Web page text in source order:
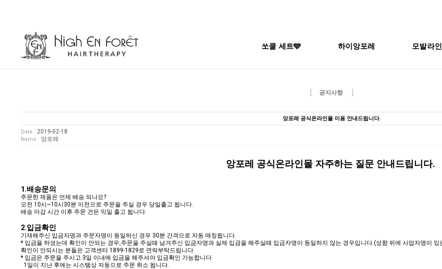
쏘쿨 세트🩵 하이앙포레 모발라인
공지사항
앙포레 공식온라인몰 이용 안내드립니다.
Date : 2019-02-18
Name : 앙포레
앙포레 공식온라인몰 자주하는 질문 안내드립니다.
1.배송문의
주문한 제품은 언제 배송 되나요?
오전 10시~10시30분 이전으로 주문을 주실 경우 당일출고 됩니다.
배송 마감 시간 이후 주문 건은 익일 출고 됩니다.
2.입금확인
기재해주신 입금자명과 주문자명이 동일하신 경우 30분 간격으로 자동 매칭됩니다.
* 입금을 하셨는데 확인이 안되는 경우,주문을 주실때 남겨주신 입금자명과 실제 입금을 해주실때 입금자명이 동일하지 않는 경우입니다.(성함 뒤에 사업자명이 있
확인이 안되시는 분들은 고객센터 1899-1829로 연락부탁드립니다.
* 입금은 주문을 주시고 3일 이내에 입금을 해주셔야 입금확인 가능합니다.
1일이 지난 후에는 시스템상 자동으로 주문 취소 됩니다.